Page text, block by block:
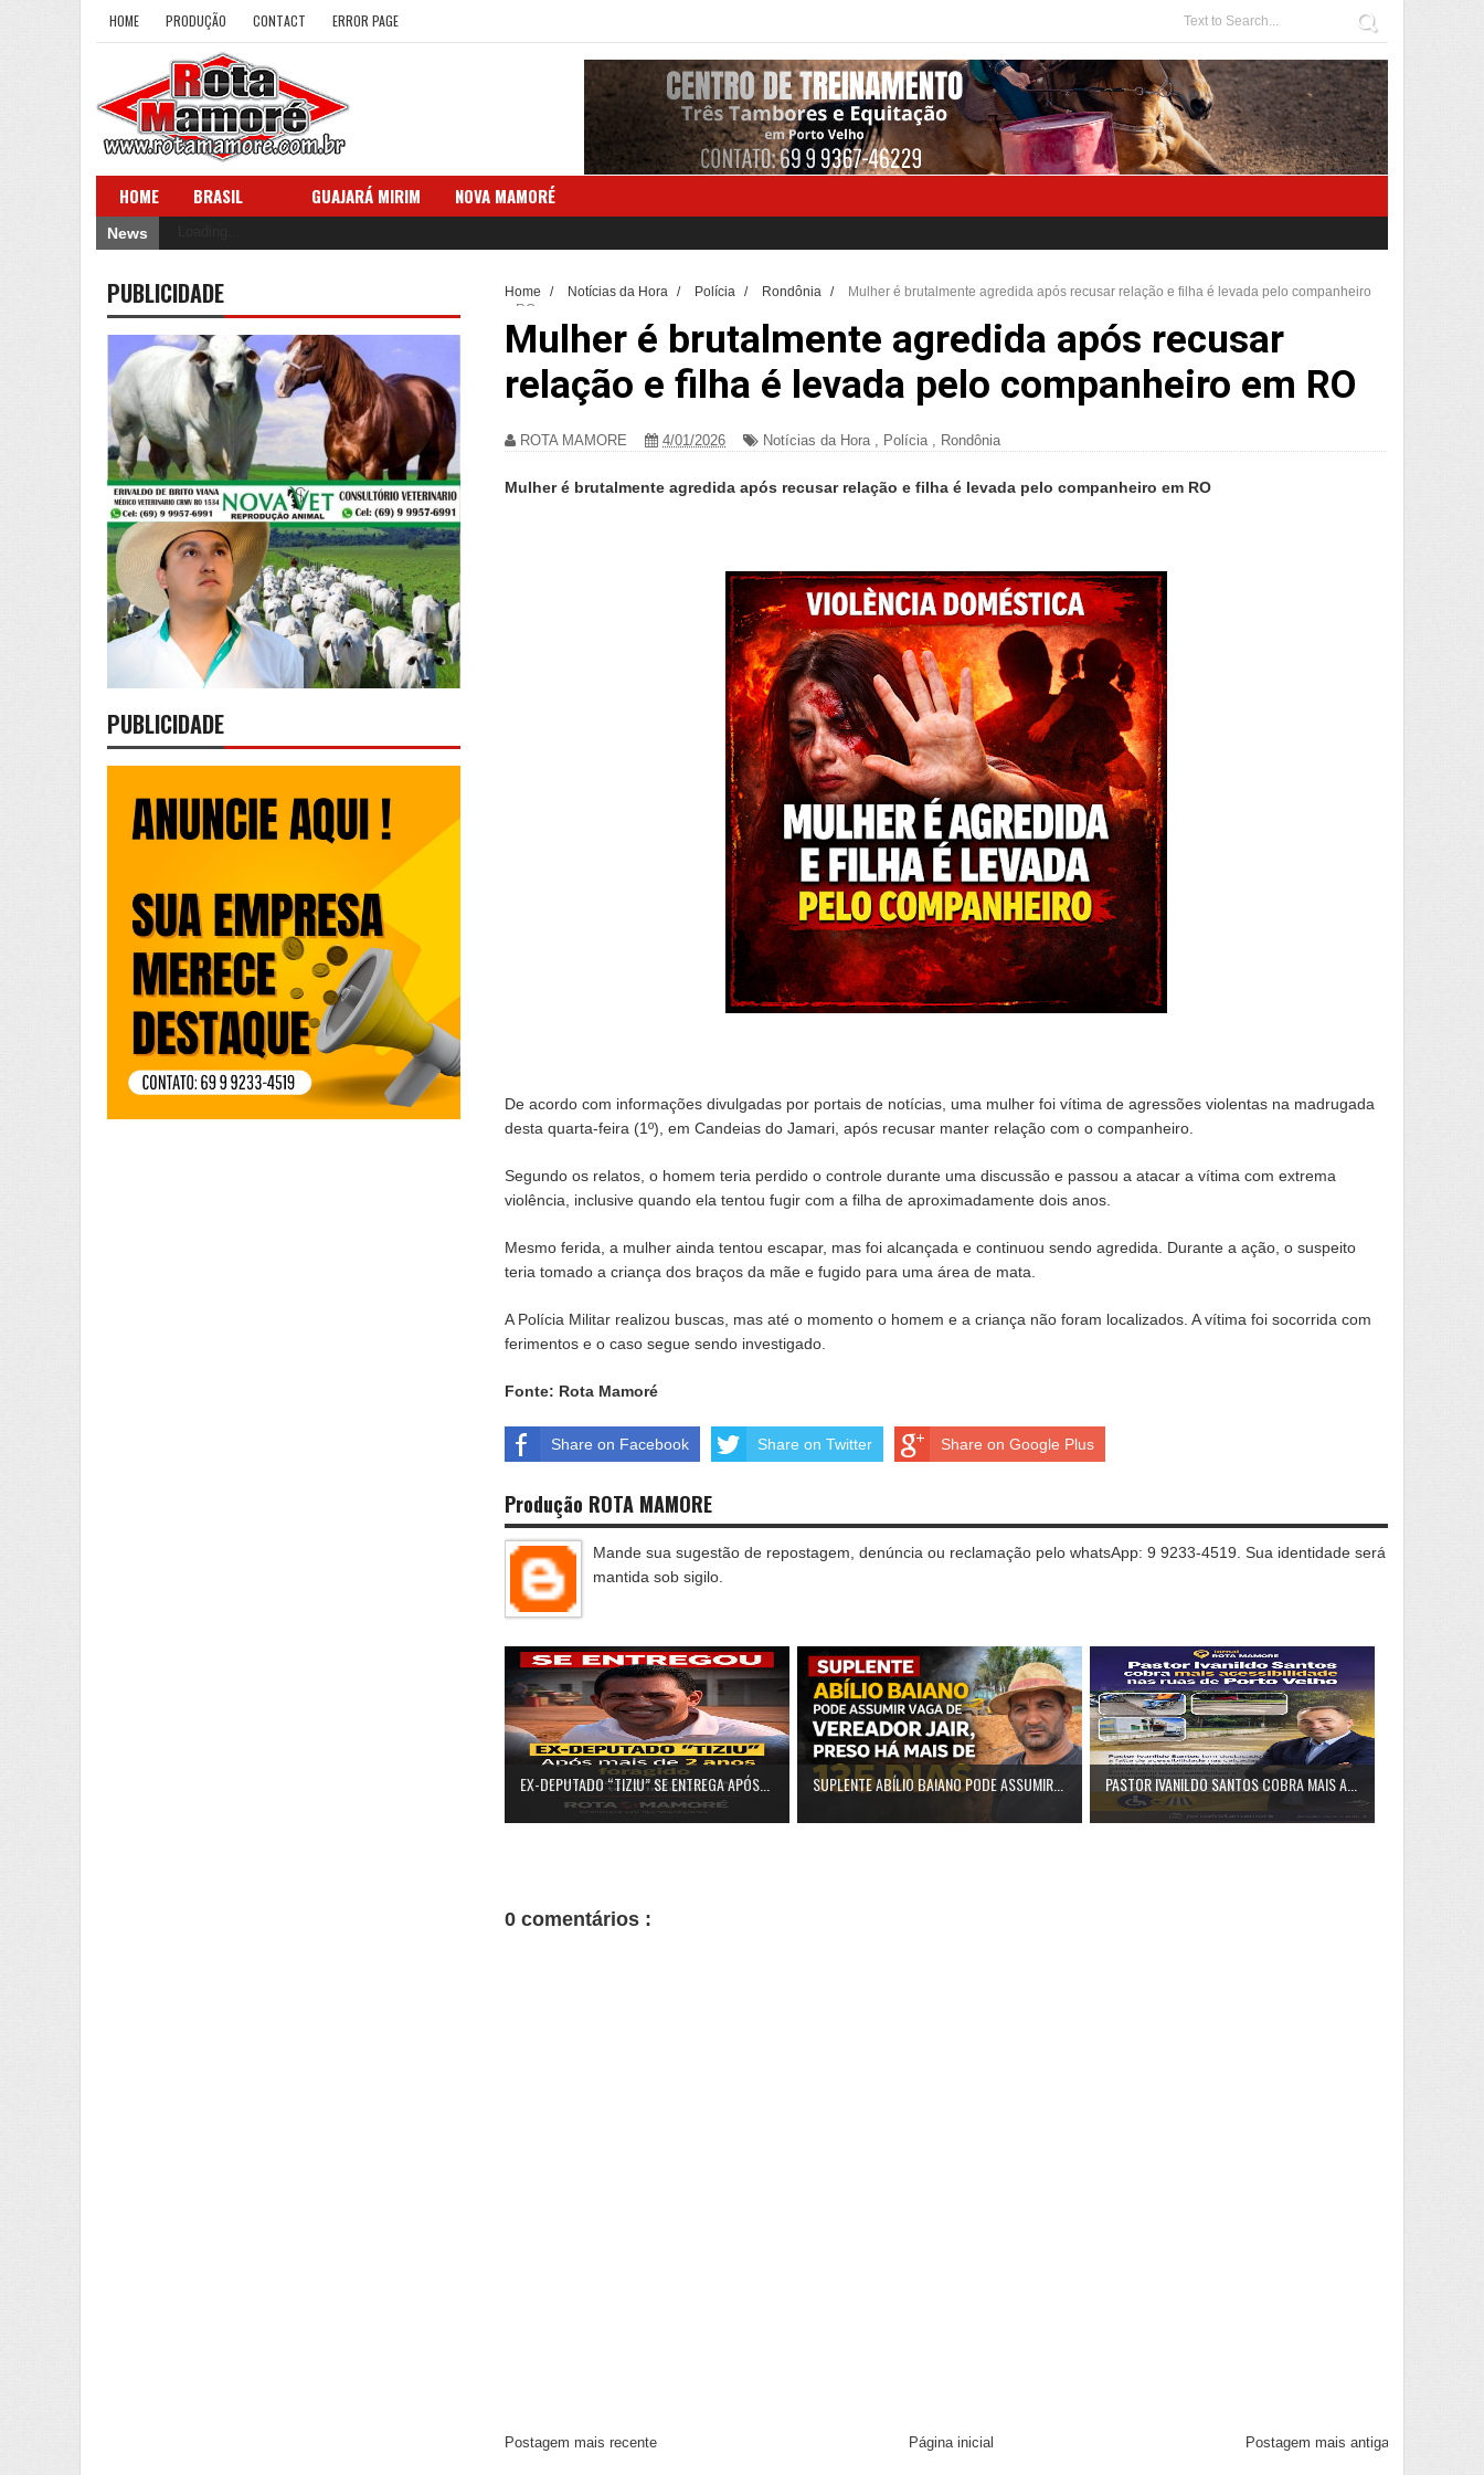
HOME PRODUÇÃO CONTACT ERROR PAGE
HOME BRASIL GUAJARÁ MIRIM NOVA MAMORÉ
News
Home / Notícias da Hora / Polícia / Rondônia /
Mulher é brutalmente agredida após recusar relação e filha é levada pelo companheiro
em RO
Mulher é brutalmente agredida após recusar
relação e filha é levada pelo companheiro em RO
ROTA MAMORE 4/01/2026 Notícias da Hora, Polícia, Rondônia
Mulher é brutalmente agredida após recusar relação e filha é levada pelo companheiro em RO
De acordo com informações divulgadas por portais de notícias, uma mulher foi vítima de agressões violentas na madrugada
desta quarta-feira (1º), em Candeias do Jamari, após recusar manter relação com o companheiro.
Segundo os relatos, o homem teria perdido o controle durante uma discussão e passou a atacar a vítima com extrema
violência, inclusive quando ela tentou fugir com a filha de aproximadamente dois anos.
Mesmo ferida, a mulher ainda tentou escapar, mas foi alcançada e continuou sendo agredida. Durante a ação, o suspeito
teria tomado a criança dos braços da mãe e fugido para uma área de mata.
A Polícia Militar realizou buscas, mas até o momento o homem e a criança não foram localizados. A vítima foi socorrida com
ferimentos e o caso segue sendo investigado.
Fonte: Rota Mamoré
Share on Facebook Share on Twitter Share on Google Plus
Produção ROTA MAMORE
Mande sua sugestão de repostagem, denúncia ou reclamação pelo whatsApp: 9 9233-4519. Sua identidade será
mantida sob sigilo.
EX-DEPUTADO “TIZIU” SE ENTREGA APÓS... SUPLENTE ABÍLIO BAIANO PODE ASSUMIR... PASTOR IVANILDO SANTOS COBRA MAIS A...
0 comentários :
Postagem mais recente Postagem mais antiga
Página inicial
PUBLICIDADE
PUBLICIDADE